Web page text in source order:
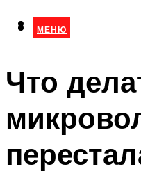
МЕНЮ
МЕНЮ
Что